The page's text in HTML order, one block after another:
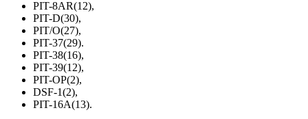
PIT-8AR(12),
PIT-D(30),
PIT/O(27),
PIT-37(29).
PIT-38(16),
PIT-39(12),
PIT-OP(2),
DSF-1(2),
PIT-16A(13).